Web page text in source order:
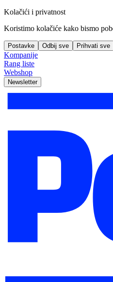
Kolačići i privatnost
Koristimo kolačiće kako bismo
Postavke Odbij sve Prihvati sve
Kompanije
Rang liste
Webshop
Newsletter